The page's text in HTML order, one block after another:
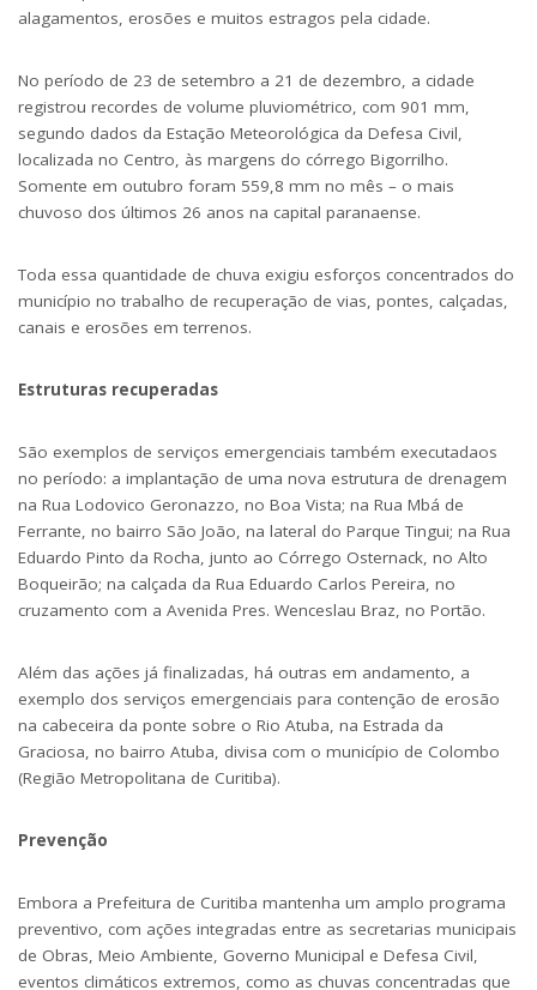
alagamentos, erosões e muitos estragos pela cidade.
No período de 23 de setembro a 21 de dezembro, a cidade
registrou recordes de volume pluviométrico, com 901 mm,
segundo dados da Estação Meteorológica da Defesa Civil,
localizada no Centro, às margens do córrego Bigorrilho.
Somente em outubro foram 559,8 mm no mês – o mais
chuvoso dos últimos 26 anos na capital paranaense.
Toda essa quantidade de chuva exigiu esforços concentrados do
município no trabalho de recuperação de vias, pontes, calçadas,
canais e erosões em terrenos.
Estruturas recuperadas
São exemplos de serviços emergenciais também executadaos
no período: a implantação de uma nova estrutura de drenagem
na Rua Lodovico Geronazzo, no Boa Vista; na Rua Mbá de
Ferrante, no bairro São João, na lateral do Parque Tingui; na Rua
Eduardo Pinto da Rocha, junto ao Córrego Osternack, no Alto
Boqueirão; na calçada da Rua Eduardo Carlos Pereira, no
cruzamento com a Avenida Pres. Wenceslau Braz, no Portão.
Além das ações já finalizadas, há outras em andamento, a
exemplo dos serviços emergenciais para contenção de erosão
na cabeceira da ponte sobre o Rio Atuba, na Estrada da
Graciosa, no bairro Atuba, divisa com o município de Colombo
(Região Metropolitana de Curitiba).
Prevenção
Embora a Prefeitura de Curitiba mantenha um amplo programa
preventivo, com ações integradas entre as secretarias municipais
de Obras, Meio Ambiente, Governo Municipal e Defesa Civil,
eventos climáticos extremos, como as chuvas concentradas que